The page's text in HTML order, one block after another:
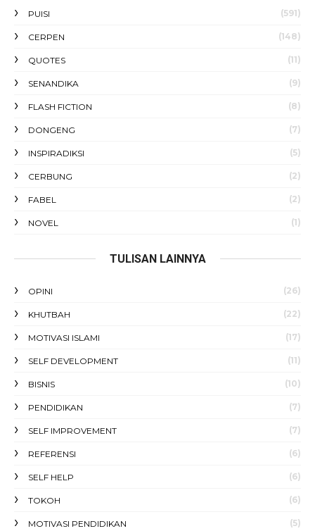
PUISI (591)
CERPEN (148)
QUOTES (11)
SENANDIKA (9)
FLASH FICTION (8)
DONGENG (7)
INSPIRADIKSI (5)
CERBUNG (2)
FABEL (2)
NOVEL (1)
TULISAN LAINNYA
OPINI (26)
KHUTBAH (22)
MOTIVASI ISLAMI (17)
SELF DEVELOPMENT (11)
BISNIS (10)
PENDIDIKAN (7)
SELF IMPROVEMENT (7)
REFERENSI (6)
SELF HELP (6)
TOKOH (6)
MOTIVASI PENDIDIKAN (5)